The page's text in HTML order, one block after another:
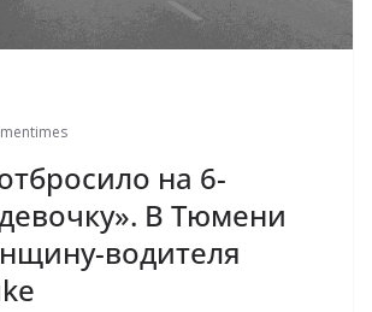
на 6-
В Тюмени
водителя